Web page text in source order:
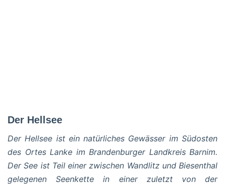
Der Hellsee
Der Hellsee ist ein natürliches Gewässer im Südosten
des Ortes Lanke im Brandenburger Landkreis Barnim.
Der See ist Teil einer zwischen Wandlitz und Biesenthal
gelegenen Seenkette in einer zuletzt von der